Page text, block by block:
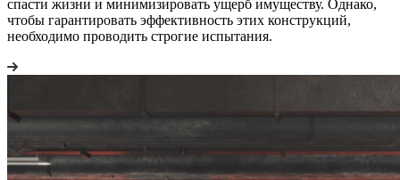
спасти жизни и минимизировать ущерб имуществу. Однако,
чтобы гарантировать эффективность этих конструкций,
необходимо проводить строгие испытания.